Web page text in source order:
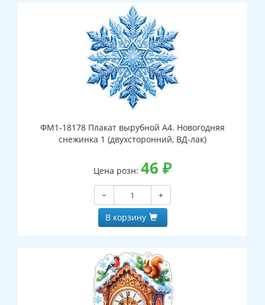
ФМ1-18178 Плакат вырубной А4. Новогодняя
снежинка 1 (двухсторонний, ВД-лак)
Цена розн: 46 ₽
−
+
В корзину